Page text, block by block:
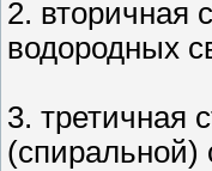
2. вторичная
водородных
3. третичная
(спиральной)